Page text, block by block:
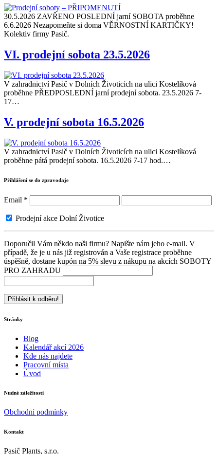
30.5.2026 ZAVŘENO POSLEDNÍ jarní SOBOTA proběhne
6.6.2026 Nezapomeňte si doma VĚRNOSTNÍ KARTIČKY!
Kolektiv firmy Pasič.
VI. prodejní sobota 23.5.2026
V zahradnictví Pasič v Dolních Životicích na ulici Kostelíková
proběhne PŘEDPOSLEDNÍ jarní prodejní sobota. 23.5.2026 7-
17…
V. prodejní sobota 16.5.2026
V zahradnictví Pasič v Dolních Životicích na ulici Kostelíková
proběhne pátá prodejní sobota. 16.5.2026 7-17 hod.…
Přihlášení se do zpravodaje
Email *
Prodejní akce Dolní Životice
Doporučil Vám někdo naši firmu? Napište nám jeho e-mail. V
případě, že je u nás již registrován a Vaše registrace proběhne
úspěšně, dostane kupón na 5% slevu z nákupu na akcích SOBOTY
PRO ZAHRADU
Stránky
Blog
Kalendář akcí 2026
Kde nás najdete
Pracovní místa
Úvod
Nudné záležitosti
Obchodní podmínky
Kontakt
Pasič Plants, s.r.o.